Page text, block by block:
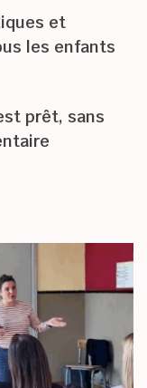
et
les enfants
prêt, sans